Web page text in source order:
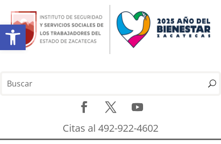
Abrir barra de herramientas
Citas al 492-922-4602